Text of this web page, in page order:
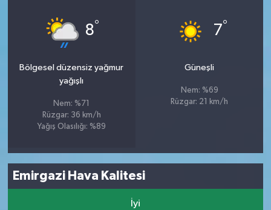
8°
Bölgesel düzensiz yağmur
yağışlı
Nem: %71
Rüzgar: 36 km/h
Yağış Olasılığı: %89
7°
Güneşli
Nem: %69
Rüzgar: 21 km/h
Emirgazi Hava Kalitesi
İyi